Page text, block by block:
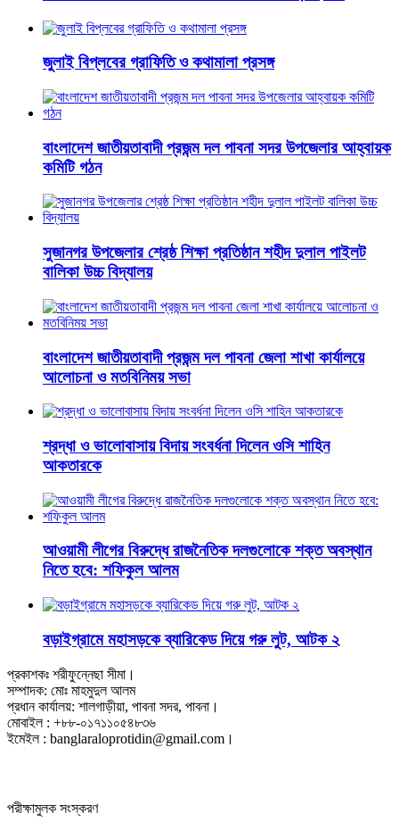
জুলাই বিপ্লবের গ্রাফিতি ও কথামালা প্রসঙ্গ
বাংলাদেশ জাতীয়তাবাদী প্রজন্ম দল পাবনা সদর উপজেলার আহ্বায়ক
কমিটি গঠন
সুজানগর উপজেলার শ্রেষ্ঠ শিক্ষা প্রতিষ্ঠান শহীদ দুলাল পাইলট
বালিকা উচ্চ বিদ্যালয়
বাংলাদেশ জাতীয়তাবাদী প্রজন্ম দল পাবনা জেলা শাখা কার্যালয়ে
আলোচনা ও মতবিনিময় সভা
শ্রদ্ধা ও ভালোবাসায় বিদায় সংবর্ধনা দিলেন ওসি শাহিন
আকতারকে
আওয়ামী লীগের বিরুদ্ধে রাজনৈতিক দলগুলোকে শক্ত অবস্থান
নিতে হবে: শফিকুল আলম
বড়াইগ্রামে মহাসড়কে ব্যারিকেড দিয়ে গরু লুট, আটক ২
প্রকাশকঃ শরীফুন্নেছা সীমা।
সম্পাদক: মোঃ মাহমুদুল আলম
প্রধান কার্যালয়: শালগাড়ীয়া, পাবনা সদর, পাবনা।
মোবাইল : +৮৮-০১৭১১০৫৪৮৩৬
ইমেইল : banglaraloprotidin@gmail.com।
পরীক্ষামুলক সংস্করণ